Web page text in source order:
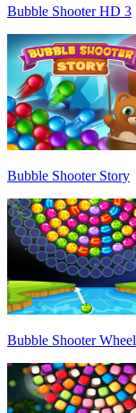
Bubble Shooter HD 3
Bubble Shooter Story
Bubble Shooter Wheel